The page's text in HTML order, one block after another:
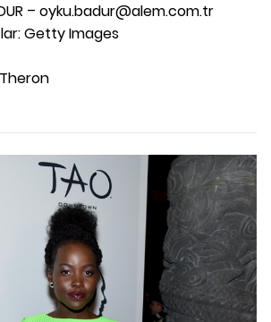
– oyku.badur@alem.com.tr
Getty Images